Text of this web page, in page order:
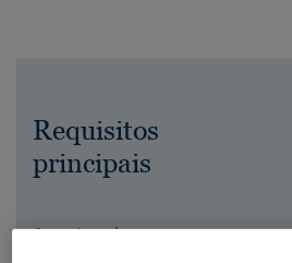
Requisitos
principais
Quando selecionar um